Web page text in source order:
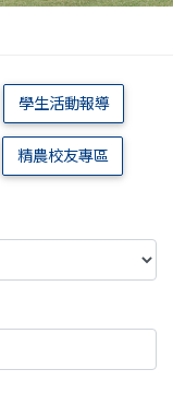
學生活動報導
精農校友專區